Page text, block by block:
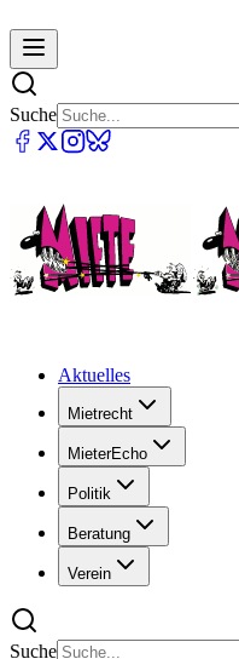
Suche
Aktuelles
Mietrecht
MieterEcho
Politik
Beratung
Verein
Suche